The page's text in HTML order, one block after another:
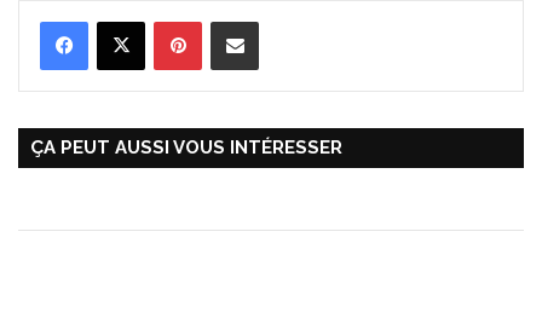
ÇA PEUT AUSSI VOUS INTÉRESSER